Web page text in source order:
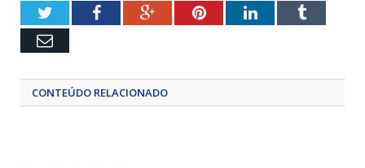
TwitterFacebookGoogle+PinterestLinkedInTumblr
Email
CONTEÚDO RELACIONADO